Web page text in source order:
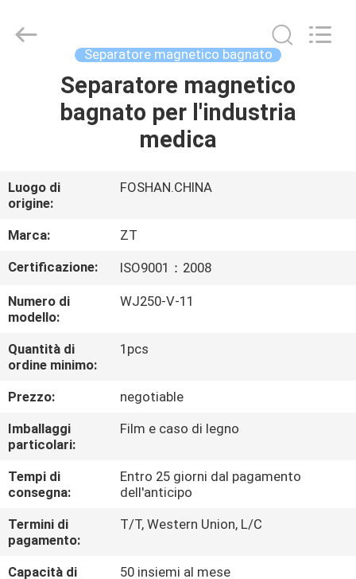
CIRCA
NOI
GIRO
DELLA
FABBRICA
CONTROLLO
DI
QUALITÀ
CONTATTICI
NOTIZIE
E
Machinery
Separatore magnetico bagnato
Separatore magnetico
bagnato per l'industria
medica
Luogo di
origine:
FOSHAN.CHINA
Marca:
ZT
Certificazione:
ISO9001：2008
Numero di
modello:
WJ250-V-11
Quantità di
ordine minimo:
1pcs
Prezzo:
negotiable
Imballaggi
particolari:
Film e caso di legno
Tempi di
consegna:
Entro 25 giorni dal pagamento
dell'anticipo
Termini di
pagamento:
T/T, Western Union, L/C
Capacità di
50 insiemi al mese